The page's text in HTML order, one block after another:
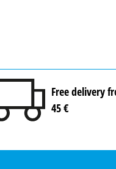
Free delivery
45 €